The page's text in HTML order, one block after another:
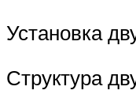
Установка
Структура